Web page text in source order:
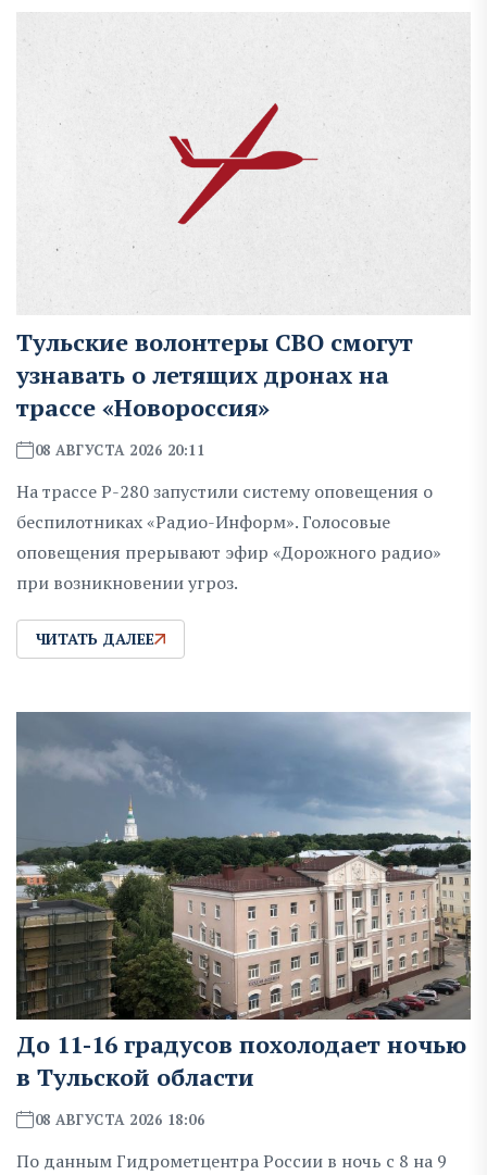
Тульские волонтеры СВО смогут
узнавать о летящих дронах на
трассе «Новороссия»
08 АВГУСТА 2026 20:11
На трассе Р-280 запустили систему оповещения о
беспилотниках «Радио-Информ». Голосовые
оповещения прерывают эфир «Дорожного радио»
при возникновении угроз.
ЧИТАТЬ ДАЛЕЕ
До 11-16 градусов похолодает ночью
в Тульской области
08 АВГУСТА 2026 18:06
По данным Гидрометцентра России в ночь с 8 на 9